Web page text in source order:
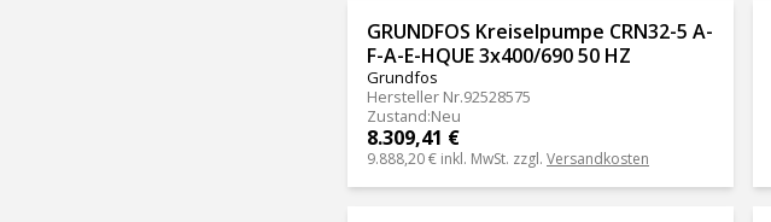
GRUNDFOS Kreiselpumpe CRN32-5 A-
F-A-E-HQUE 3x400/690 50 HZ
Grundfos
Hersteller Nr.92528575
Zustand:Neu
8.309,41 €
9.888,20 € inkl. MwSt. zzgl. Versandkosten